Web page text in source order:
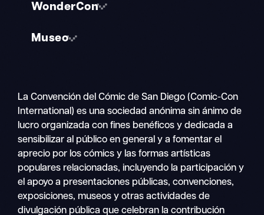
WonderCon
Museo
La Convención del Cómic de San Diego (Comic-Con
International) es una sociedad anónima sin ánimo de
lucro organizada con fines benéficos y dedicada a
sensibilizar al público en general y a fomentar el
aprecio por los cómics y las formas artísticas
populares relacionadas, incluyendo la participación y
el apoyo a presentaciones públicas, convenciones,
exposiciones, museos y otras actividades de
divulgación pública que celebran la contribución